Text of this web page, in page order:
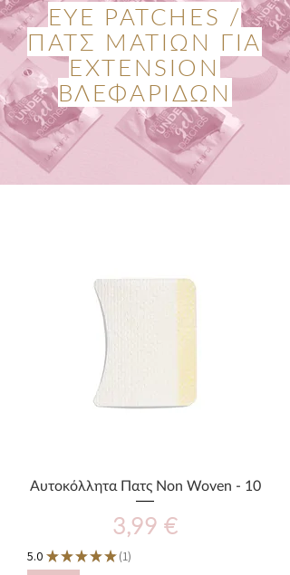
EYE PATCHES /
ΠΑΤΣ ΜΑΤΙΩΝ ΓΙΑ
EXTENSION
ΒΛΕΦΑΡΙΔΩΝ
Aυτοκόλλητα Πατς Non Woven - 10
Τιμή
3,99 €
5.0 ★★★★★ 1
1